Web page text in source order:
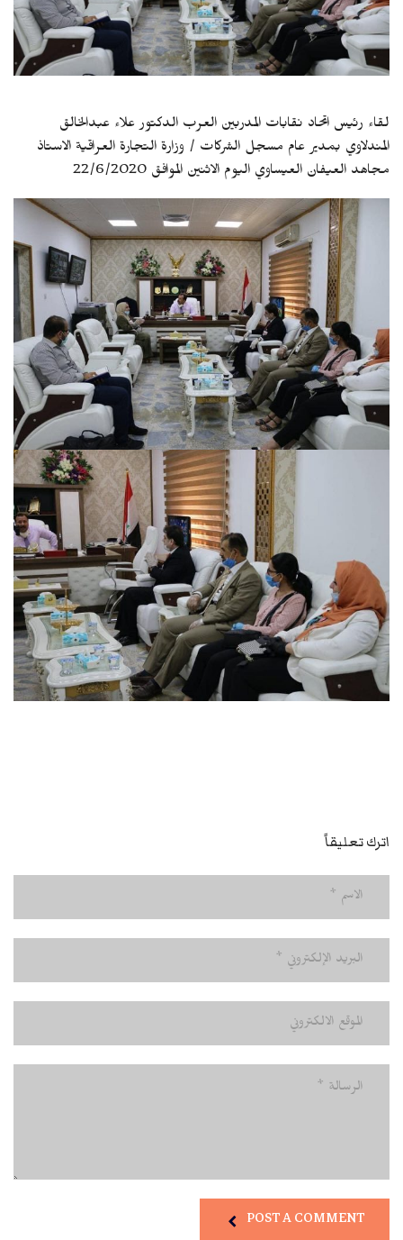
لقاء رئيس اتحاد نقابات المدربين العرب الدكتور علاء عبدالخالق
المندلاوي بمدير عام مسجل الشركات / وزارة التجارة العراقية الاستاذ
مجاهد العيفان العيساوي اليوم الاثنين الموافق 22/6/2020
اترك تعليقاً
POST A COMMENT